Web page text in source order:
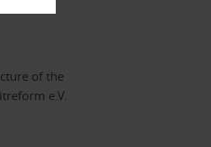
of the
e.V.